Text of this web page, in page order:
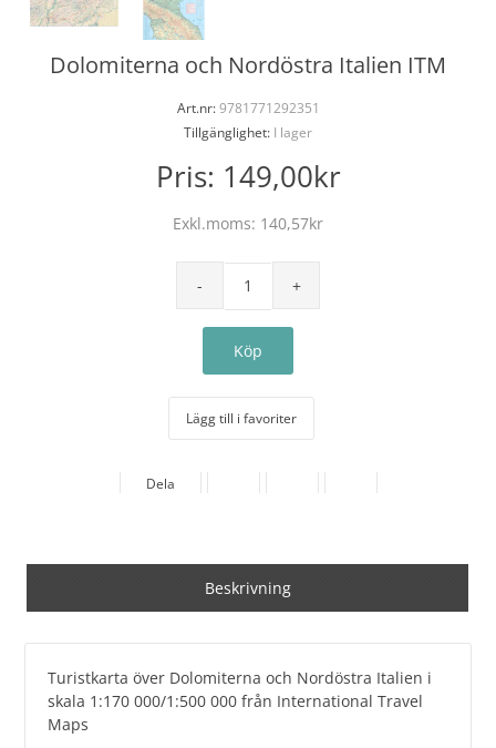
Dolomiterna och Nordöstra Italien ITM
Art.nr:9781771292351
Tillgänglighet: I lager
Pris: 149,00kr
Exkl.moms: 140,57kr
Lägg till i favoriter
Dela
Beskrivning
Turistkarta över Dolomiterna och Nordöstra Italien i
skala 1:170 000/1:500 000 från International Travel
Maps